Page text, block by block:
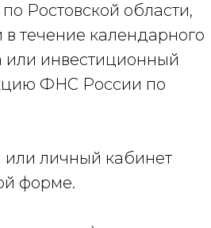
Ростовской области,
течение календарного
или инвестиционный
ФНС России по
или личный кабинет
форме.